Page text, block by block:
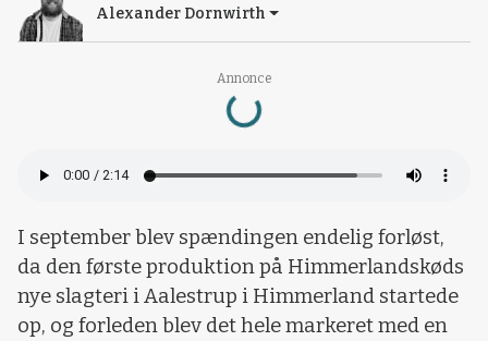
Annonce
Loading...
Alexander Dornwirth
I september blev spændingen endelig forløst,
da den første produktion på Himmerlandskøds
nye slagteri i Aalestrup i Himmerland startede
op, og forleden blev det hele markeret med en